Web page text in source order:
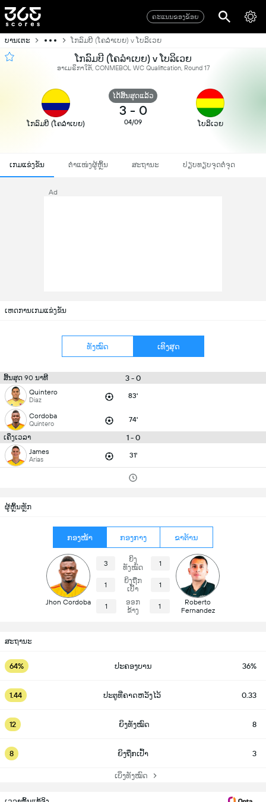
ຄະແນນຂອງຂ້ອຍ
ບານເຕະ ໂກລົມບີ (ໂຄລຳເບຍ) v ໂບລິເວຍ
ໂກລົມບີ (ໂຄລຳເບຍ) v ໂບລິເວຍ
ອາເມຣິກາໃຕ້, CONMEBOL WC Qualification, Round 17
ໂກລົມບີ (ໂຄລຳເບຍ)
ໄດ້ສິ້ນສຸດແລ້ວ
3 - 0
04/09 ໂບລິເວຍ
ເກມແຂ່ງຂັນ ຕຳແໜ່ງຜູ້ຫຼິ້ນ ສະຖານະ ປຽບທຽບຈຸດຕໍ່ຈຸດ
Ad
ເຫດການເກມແຂ່ງຂັນ
ທັງໝົດ ເທິງສຸດ
ສິ້ນສຸດ 90 ນາທີ 3 - 0
Quintero
Diaz 83'
Cordoba
Quintero 74'
ເຄິ່ງເວລາ 1 - 0
James
Arias 31'
ຜູ້ຫຼິ້ນຫຼັກ
ກອງໜ້າ ກອງກາງ ຂາຕ້ານ
Jhon Cordoba
3
ຍິງ
ທັງໝົດ
1
1
ຍິງຖືກ
ເປົ້າ
1
1
ອອກ
ຂ້າງ
1
Roberto
Fernandez
ສະຖານະ
64% ປະຄອງບານ 36%
1.44 ປະຕູທີ່ຄາດຫວັງໄວ້ 0.33
12 ຍິງທັງໝົດ 8
8 ຍິງຖືກເປົ້າ 3
ເບິ່ງທັງໝົດ